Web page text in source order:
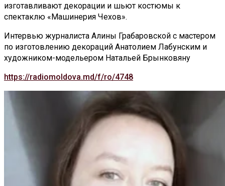
изготавливают декорации и шьют костюмы к
спектаклю «Машинерия Чехов».
Интервью журналиста Алины Грабаровской с мастером
по изготовлению декораций Анатолием Лабунским и
художником-модельером Натальей Брынковяну
https://radiomoldova.md/f/ro/4748